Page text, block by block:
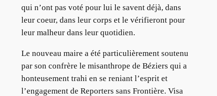
qui n’ont pas voté pour lui le savent déjà, dans
leur coeur, dans leur corps et le vérifieront pour
leur malheur dans leur quotidien.
Le nouveau maire a été particulièrement soutenu
par son confrère le misanthrope de Béziers qui a
honteusement trahi en se reniant l’esprit et
l’engagement de Reporters sans Frontière. Visa